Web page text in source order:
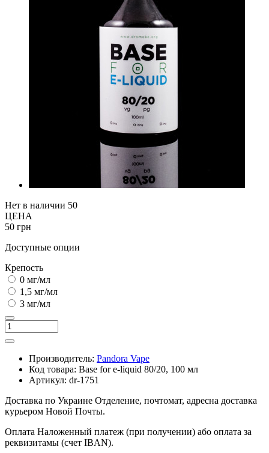
Нет в наличии 50
ЦЕНА
50 грн
Доступные опции
Крепость
0 мг/мл
1,5 мг/мл
3 мг/мл
Производитель: Pandora Vape
Код товара: Base for e-liquid 80/20, 100 мл
Артикул: dr-1751
Доставка по Украине Отделение, почтомат, адресна доставка
курьером Новой Почты.
Оплата Наложенный платеж (при получении) або оплата за
реквизитамы (счет IBAN).